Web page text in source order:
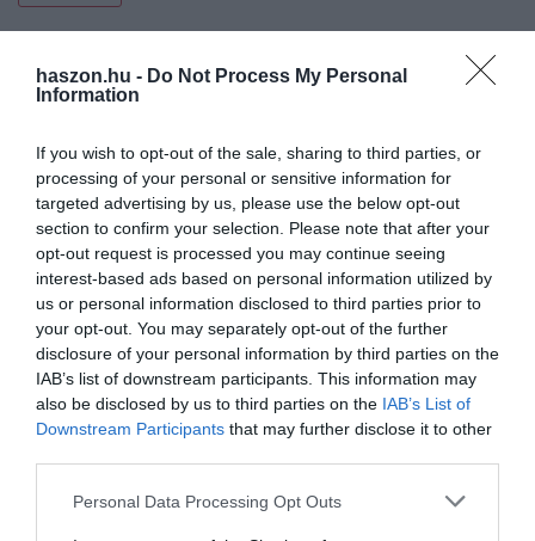
haszon.hu - Do Not Process My Personal
Information
If you wish to opt-out of the sale, sharing to third parties, or
processing of your personal or sensitive information for
targeted advertising by us, please use the below opt-out
section to confirm your selection. Please note that after your
opt-out request is processed you may continue seeing
interest-based ads based on personal information utilized by
us or personal information disclosed to third parties prior to
your opt-out. You may separately opt-out of the further
disclosure of your personal information by third parties on the
IAB’s list of downstream participants. This information may
also be disclosed by us to third parties on the IAB’s List of
Downstream Participants that may further disclose it to other
Please note that this website/app uses one or more Google
Personal Data Processing Opt Outs